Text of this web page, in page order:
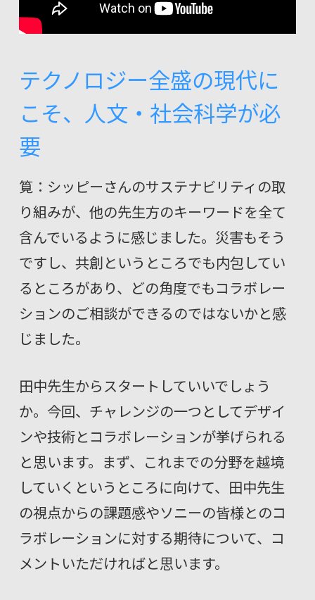
テクノロジー全盛の現代に
こそ、人文・社会科学が必
要
筧：シッピーさんのサステナビリティの取
り組みが、他の先生方のキーワードを全て
含んでいるように感じました。災害もそう
ですし、共創というところでも内包してい
るところがあり、どの角度でもコラボレー
ションのご相談ができるのではないかと感
じました。
田中先生からスタートしていいでしょう
か。今回、チャレンジの一つとしてデザイ
ンや技術とコラボレーションが挙げられる
と思います。まず、これまでの分野を越境
していくというところに向けて、田中先生
の視点からの課題感やソニーの皆様とのコ
ラボレーションに対する期待について、コ
メントいただければと思います。